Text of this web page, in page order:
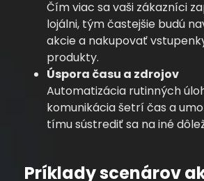
Čím viac sa vaši zákazníci
lojálni, tým častejšie budú
akcie a nakupovať
produkty.
Úspora času a zdrojov
Automatizácia rutinných
komunikácia šetrí čas a
tímu sústrediť sa na iné
Príklady scenárov